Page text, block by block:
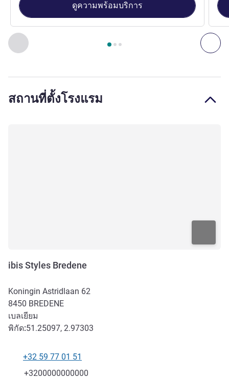
ก่อนหน้า - ห้องพัก ถั
หน้า1 , ห้องพัก 1 : Standard Room with 1 double bed
ดูความพร้อมบริการ
สถานที่ตั้งโรงแรม
ibis Styles Bredene
Koningin Astridlaan 62
8450 BREDENE
เบลเยียม
พิกัด:51.25097, 2.97303
โทรศัพท์
+32 59 77 01 51
แฟกซ์
+3200000000000